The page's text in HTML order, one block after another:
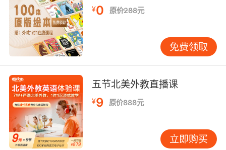
注意：一般现在时用于格言警句中的时候，如果
出现宾语从句，即主句是过去式时，从句谓语也
要用一般现在时。
一般现在时用于现在时刻的状态、能力、性格、
个性中。
¥0 原价288元
免费领取
五节北美外教直播课
¥9 原价888元
立即购买